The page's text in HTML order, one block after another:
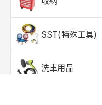
SST(特殊工具)
洗車用品